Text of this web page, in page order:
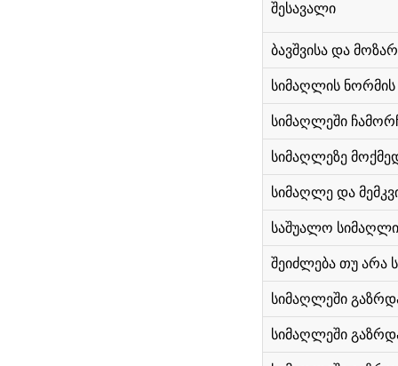
შესავალი
ბავშვისა და
სიმაღლის ნორმის
სიმაღლეში
სიმაღლეზე
სიმაღლე და
საშუალო
შეიძლება თუ არა
სიმაღლეში
სიმაღლეში